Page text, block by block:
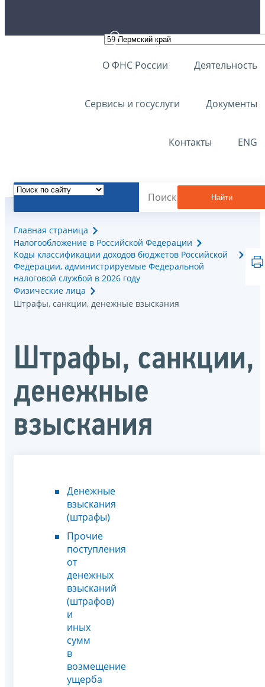
О ФНС России Деятельность
Сервисы и госуслуги Документы
Контакты ENG
Найти
Главная страница
Налогообложение в Российской Федерации
Коды классификации доходов бюджетов Российской
Федерации, администрируемые Федеральной
налоговой службой в 2026 году
Физические лица
Штрафы, санкции, денежные взыскания
Штрафы, санкции,
денежные
взыскания
Денежные
взыскания
(штрафы)
Прочие
поступления
от
денежных
взысканий
(штрафов)
и
иных
сумм
в
возмещение
ущерба